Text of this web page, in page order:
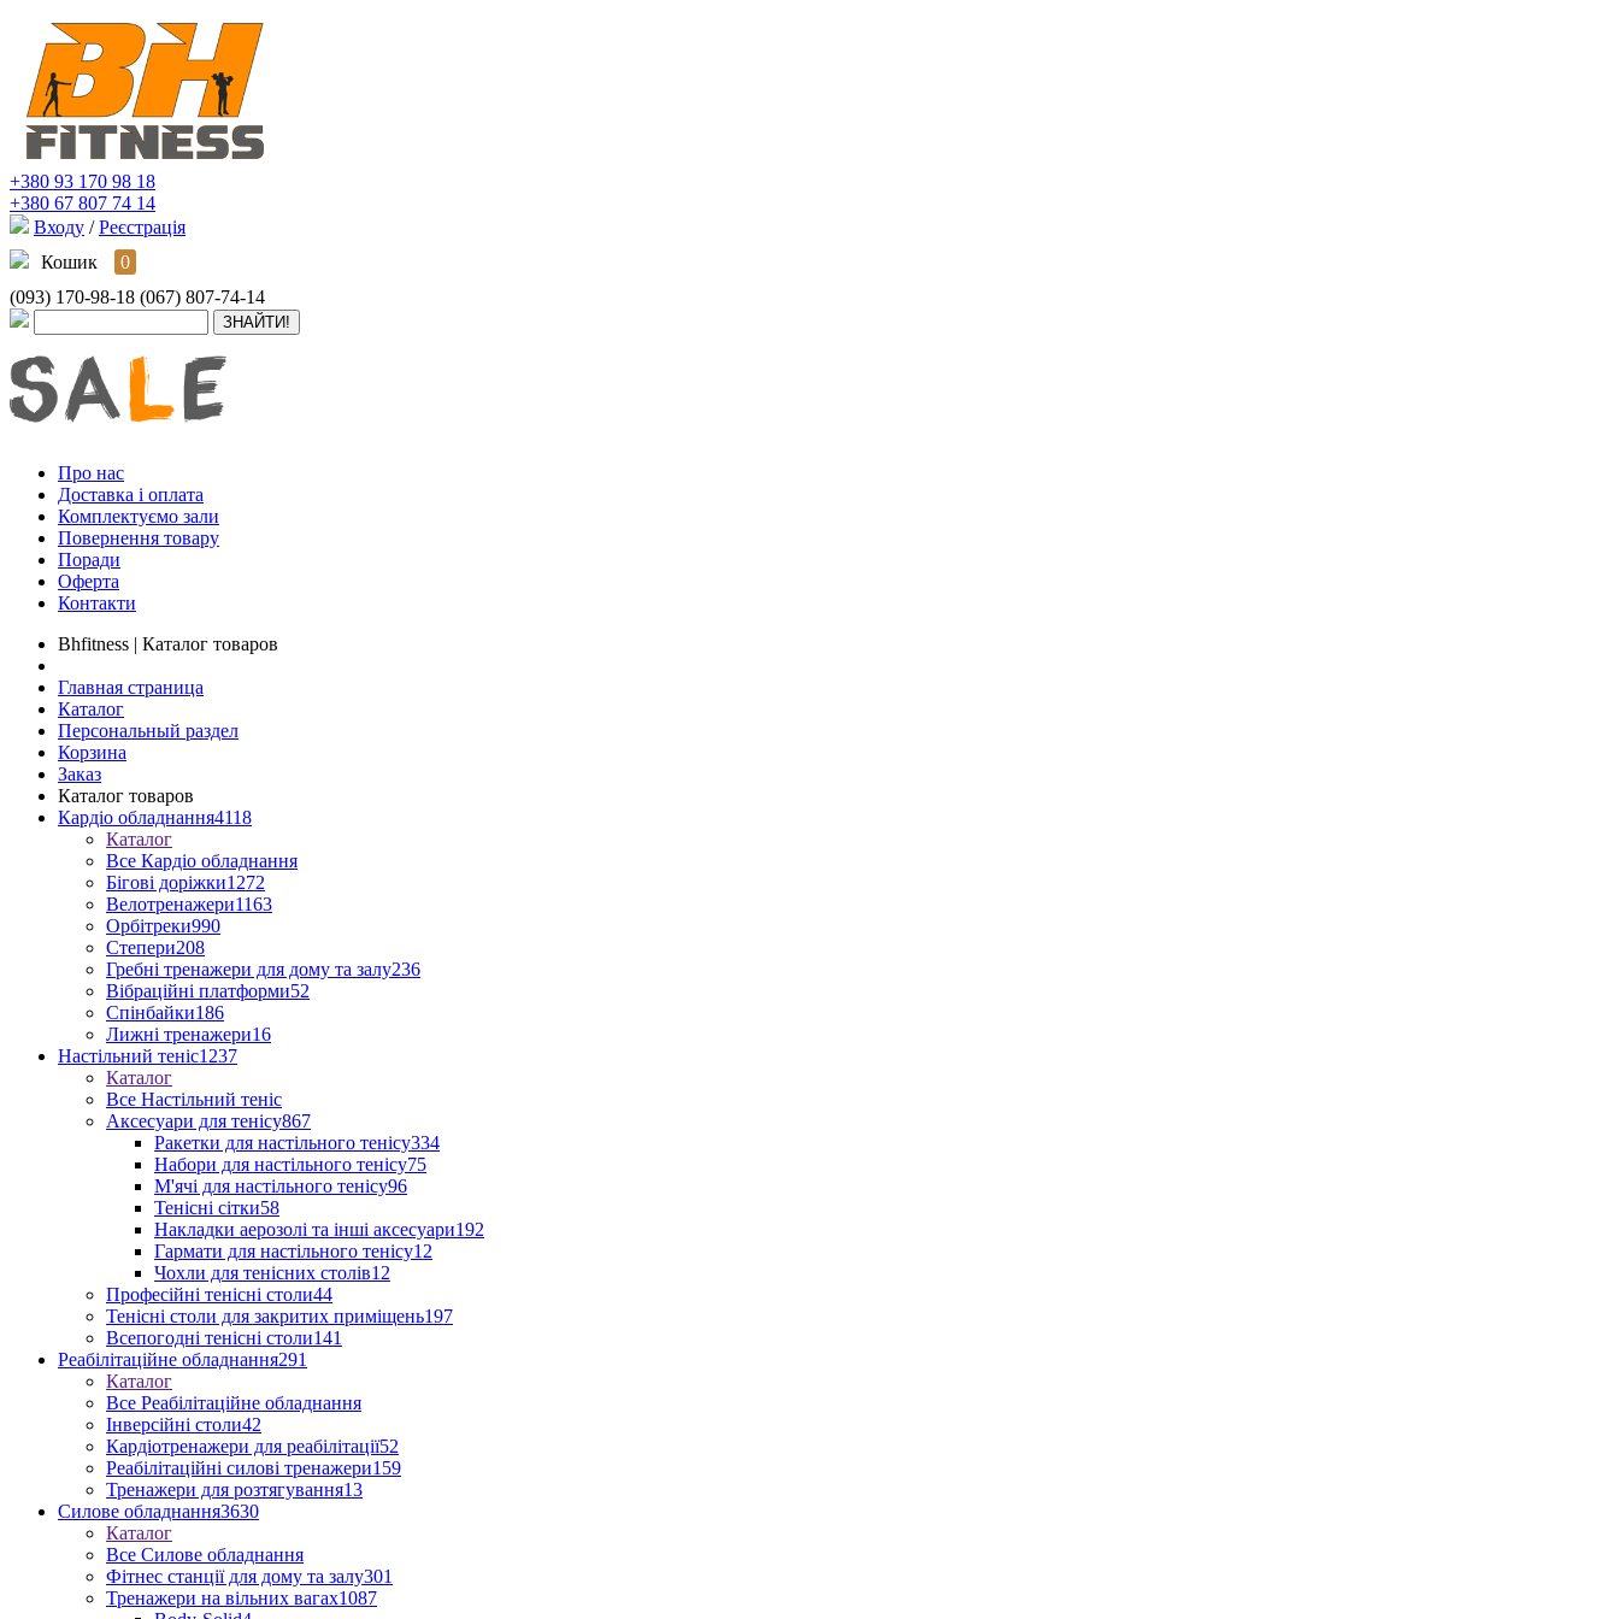
+380 93 170 98 18
+380 67 807 74 14
Входу / Реєстрація
Кошик
0
(093) 170-98-18 (067) 807-74-14
Про нас
Доставка і оплата
Комплектуємо зали
Повернення товару
Поради
Оферта
Контакти
Bhfitness | Каталог товаров
Главная страница
Каталог
Персональный раздел
Корзина
Заказ
Каталог товаров
Кардіо обладнання4118
Каталог
Все Кардіо обладнання
Бігові доріжки1272
Велотренажери1163
Орбітреки990
Степери208
Гребні тренажери для дому та залу236
Вібраційні платформи52
Спінбайки186
Лижні тренажери16
Настільний теніс1237
Каталог
Все Настільний теніс
Аксесуари для тенісу867
Ракетки для настільного тенісу334
Набори для настільного тенісу75
М'ячі для настільного тенісу96
Тенісні сітки58
Накладки аерозолі та інші аксесуари192
Гармати для настільного тенісу12
Чохли для тенісних столів12
Професійні тенісні столи44
Тенісні столи для закритих приміщень197
Всепогодні тенісні столи141
Реабілітаційне обладнання291
Каталог
Все Реабілітаційне обладнання
Інверсійні столи42
Кардіотренажери для реабілітації52
Реабілітаційні силові тренажери159
Тренажери для розтягування13
Силове обладнання3630
Каталог
Все Силове обладнання
Фітнес станції для дому та залу301
Тренажери на вільних вагах1087